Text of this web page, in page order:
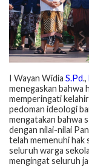
I Wayan Widia S.Pd.,
menegaskan bahwa
memperingati
pedoman ideologi
mengatakan bahwa
dengan nilai-nilai
telah memenuhi hak
seluruh warga
mengingat seluruh